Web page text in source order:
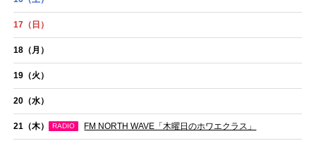
17 （日）
18 （月）
19 （火）
20 （水）
21 （木） RADIO FM NORTH WAVE「木曜日のホワエクラス」